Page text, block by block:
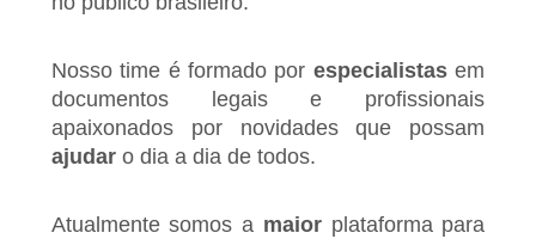
Nosso time é formado por especialistasem
documentos legais e profissionais
apaixonados por novidades que possam
ajudaro dia a dia de todos.
Atualmente somos a maiorplataforma para